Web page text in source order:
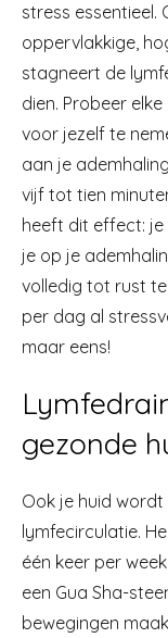
stress essentieel.
oppervlakkige,
stagneert de
dien. Probeer
voor jezelf te
aan je
vijf tot tien
heeft dit effect:
je op je
volledig tot rust
per dag al
maar eens!
gezonde
Ook je huid
lymfecirculatie.
één keer per
een Gua Sha-
bewegingen